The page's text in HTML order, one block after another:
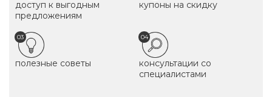
доступ к выгодным
предложениям
купоны на скидку
03
полезные советы
04
консультации со
специалистами